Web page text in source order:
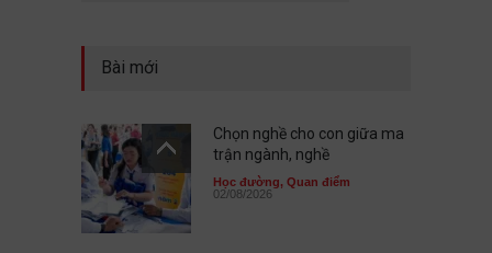
Bài mới
Chọn nghề cho con giữa ma
trận ngành, nghề
Học đường, Quan điểm
02/08/2026